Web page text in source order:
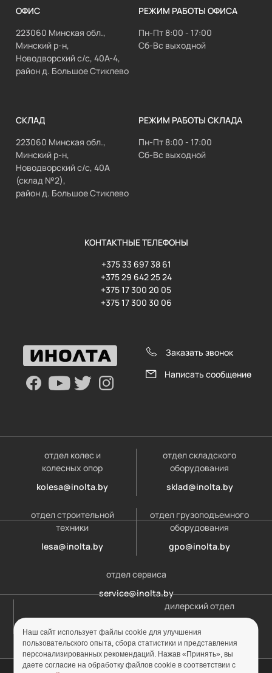
ОФИС
223060 Минская обл.,
Минский р-н,
Новодворский с/с, 40А-4,
район д. Большое Стиклево
РЕЖИМ РАБОТЫ ОФИСА
Пн-Пт 8:00 - 17:00
Сб-Вс выходной
СКЛАД
223060 Минская обл.,
Минский р-н,
Новодворский с/с, 40А
(склад №2),
район д. Большое Стиклево
РЕЖИМ РАБОТЫ СКЛАДА
Пн-Пт 8:00 - 17:00
Сб-Вс выходной
КОНТАКТНЫЕ ТЕЛЕФОНЫ
+375 33 697 38 61
+375 29 642 25 24
+375 17 300 20 05
+375 17 300 30 06
Заказать звонок
Написать сообщение
отдел колес и
колесных опор
kolesa@inolta.by
отдел складского
оборудования
sklad@inolta.by
отдел строительной
техники
lesa@inolta.by
отдел грузоподъемного
оборудования
gpo@inolta.by
отдел сервиса
service@inolta.by
дилерский отдел
Наш сайт использует файлы cookie для улучшения
пользовательского опыта, сбора статистики и представления
персонализированных рекомендаций. Нажав «Принять», вы
даете согласие на обработку файлов cookie в соответствии с